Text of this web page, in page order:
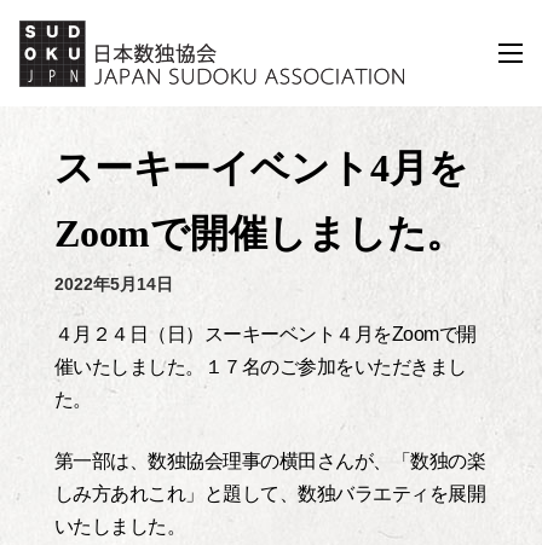
メ
スーキーイベント4月を
Zoomで開催しました。
2022年5月14日
４月２４日（日）スーキーベント４月をZoomで開
催いたしました。１７名のご参加をいただきまし
た。
第一部は、数独協会理事の横田さんが、「数独の楽
しみ方あれこれ」と題して、数独バラエティを展開
いたしました。